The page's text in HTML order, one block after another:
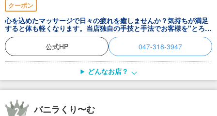
クーポン
心を込めたマッサージで日々の疲れを癒しませんか？気持ちが満足
すると体も軽くなります。当店独自の手技と手法でお客様を"とろけ
る"ような最高の安らぎと最上級のおもてなしをお約束します。極上
アロマオイルマッサージで至福のひとときを。ご来店お待ちしてお
ります。
公式HP 047-318-3947
どんなお店？
バニラくり〜む